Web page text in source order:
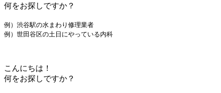
何をお探しですか？
例）渋谷駅の水まわり修理業者
例）世田谷区の土日にやっている内科
こんにちは！
何をお探しですか？